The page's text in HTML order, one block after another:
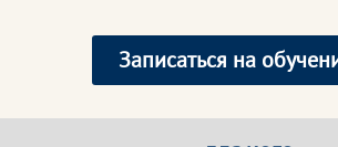
Записаться на